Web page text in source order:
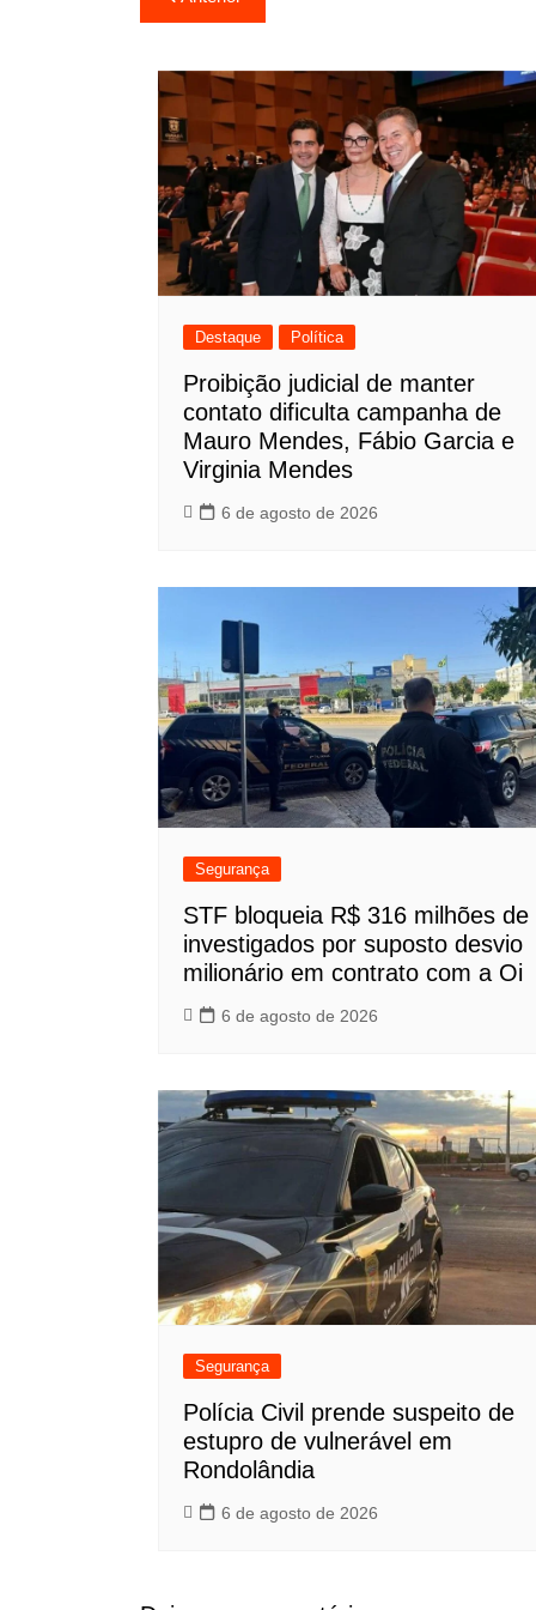
de
Post
Destaque Política
Proibição judicial de manter
contato dificulta campanha de
Mauro Mendes, Fábio Garcia e
Virginia Mendes
6 de agosto de 2026
Segurança
STF bloqueia R$ 316 milhões de
investigados por suposto desvio
milionário em contrato com a Oi
6 de agosto de 2026
Segurança
Polícia Civil prende suspeito de
estupro de vulnerável em
Rondolândia
6 de agosto de 2026